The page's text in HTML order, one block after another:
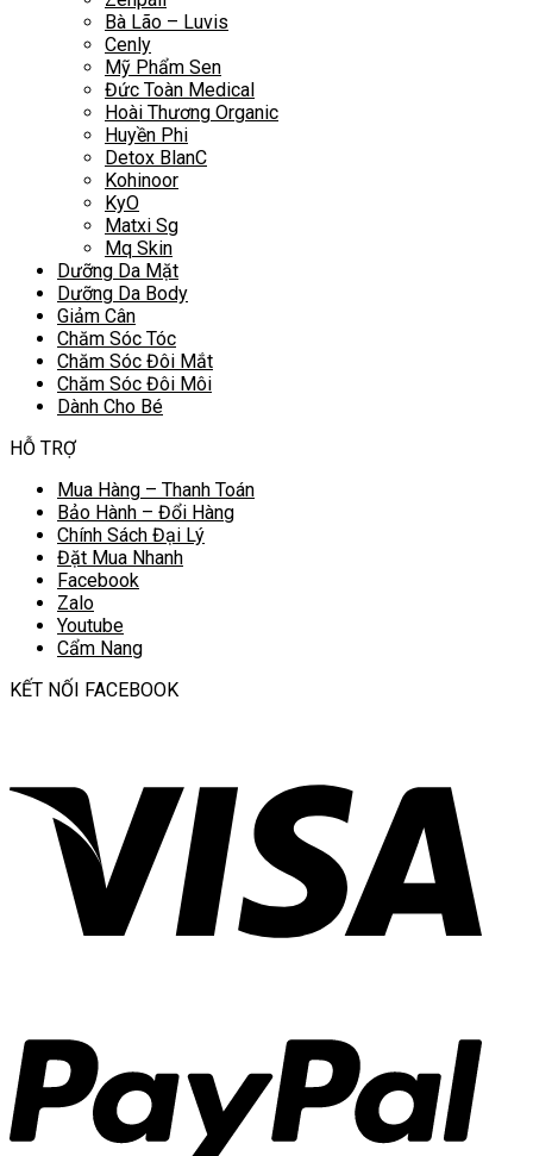
Bà Lão – Luvis
Cenly
Mỹ Phẩm Sen
Đức Toàn Medical
Hoài Thương Organic
Huyền Phi
Detox BlanC
Kohinoor
KyO
Matxi Sg
Mq Skin
Dưỡng Da Mặt
Dưỡng Da Body
Giảm Cân
Chăm Sóc Tóc
Chăm Sóc Đôi Mắt
Chăm Sóc Đôi Môi
Dành Cho Bé
HỖ TRỢ
Mua Hàng – Thanh Toán
Bảo Hành – Đổi Hàng
Chính Sách Đại Lý
Đặt Mua Nhanh
Facebook
Zalo
Youtube
Cẩm Nang
KẾT NỐI FACEBOOK